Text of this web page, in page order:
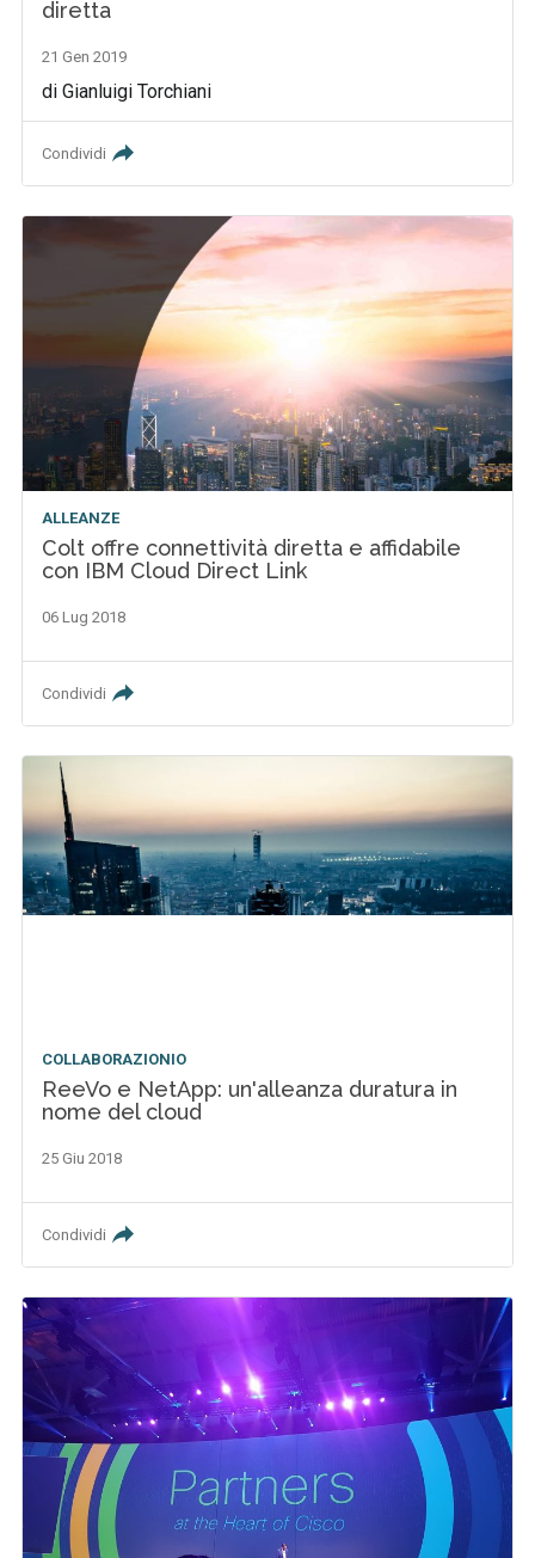
diretta
21 Gen 2019
di Gianluigi Torchiani
Condividi
ALLEANZE
Colt offre connettività diretta e affidabile
con IBM Cloud Direct Link
06 Lug 2018
Condividi
COLLABORAZIONIO
ReeVo e NetApp: un'alleanza duratura in
nome del cloud
25 Giu 2018
Condividi